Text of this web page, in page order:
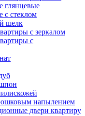
глянцевые
с стеклом
шелк
с зеркалом
с
напылением
двери квартиру